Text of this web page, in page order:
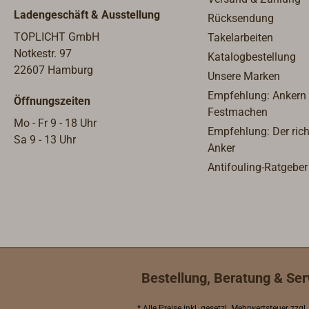
ist
sind
Ladengeschäft & Ausstellung
TOPLICHT GmbH
Notkestr. 97
22607 Hamburg
Öffnungszeiten
Mo - Fr 9 - 18 Uhr
Sa 9 - 13 Uhr
Rücksendung
Takelarbeiten
Katalogbestellung
Unsere Marken
Empfehlung: Ankern
Festmachen
Empfehlung: Der
Anker
Antifouling-Ratgeber
Bestellung, Beratung &